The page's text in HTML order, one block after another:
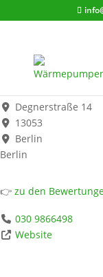
Frost Hagen Sanitär-
Degnerstraße 14
13053
Berlin
Berlin
👉 zu den
030 9866498
Website